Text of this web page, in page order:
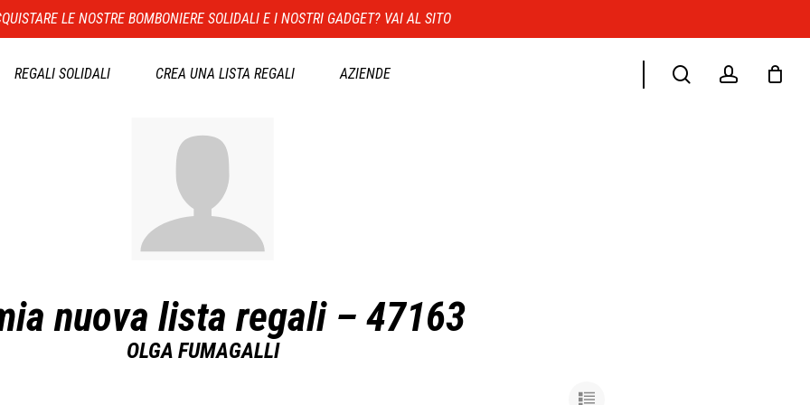
LE NOSTRE BOMBONIERE SOLIDALI E I NOSTRI GADGET? VAI AL SITO
REGALI SOLIDALI CREA UNA LISTA REGALI AZIENDE searchaccount
nuova lista regali – 47163
OLGA FUMAGALLI